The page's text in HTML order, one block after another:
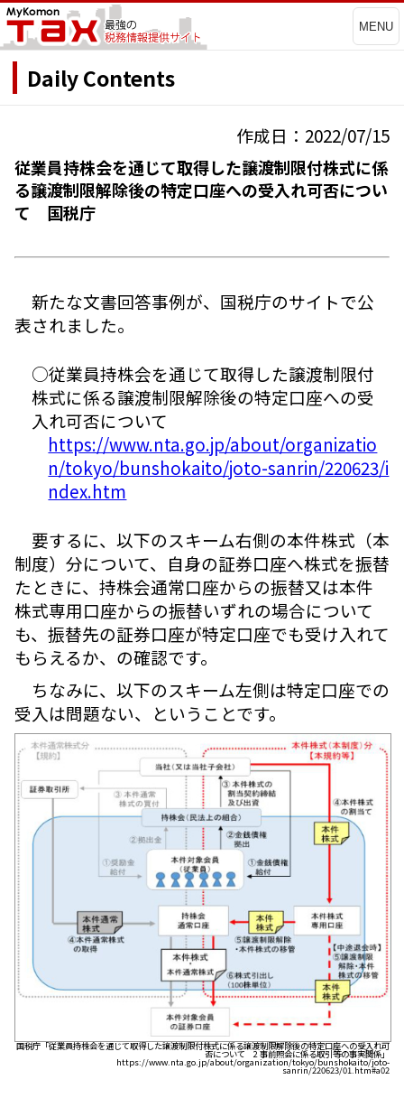
MENU
Daily Contents
作成日：2022/07/15
従業員持株会を通じて取得した譲渡制限付株式に係
る譲渡制限解除後の特定口座への受入れ可否につい
て 国税庁
新たな文書回答事例が、国税庁のサイトで公
表されました。
○従業員持株会を通じて取得した譲渡制限付
株式に係る譲渡制限解除後の特定口座への受
入れ可否について
https://www.nta.go.jp/about/organizatio
n/tokyo/bunshokaito/joto-sanrin/220623/i
ndex.htm
要するに、以下のスキーム右側の本件株式（本
制度）分について、自身の証券口座へ株式を振替
たときに、持株会通常口座からの振替又は本件
株式専用口座からの振替いずれの場合について
も、振替先の証券口座が特定口座でも受け入れて
もらえるか、の確認です。
ちなみに、以下のスキーム左側は特定口座での
受入は問題ない、ということです。
国税庁「従業員持株会を通じて取得した譲渡制限付株式に係る譲渡制限解除後の特定口座への受入れ可
否について 2 事前照会に係る取引等の事実関係」
https://www.nta.go.jp/about/organization/tokyo/bunshokaito/joto-
sanrin/220623/01.htm#a02